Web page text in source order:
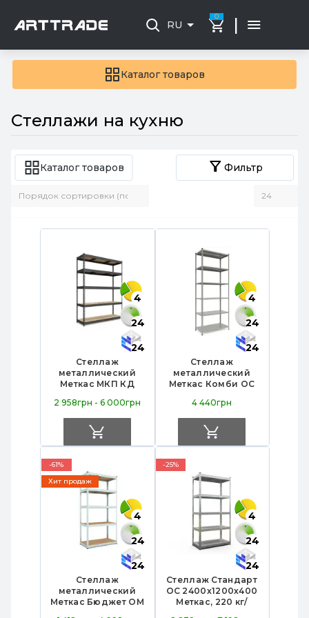
Каталог товаров
RU
0 |
Стеллажи на кухню
Каталог товаров Фильтр
4
24
24
Стеллаж
металлический
Меткас МКП КД
ДСП полок по 300
кг, крашеный — для
склада, магазина,
офиса
2 958грн - 6 000грн
4
24
24
Стеллаж
металлический
Меткас Комби ОС
оцинкованных
полок по 150 кг —
универсальное
решение для
склада и офиса
4 440грн
-61%
Хит продаж
4
24
24
Стеллаж
металлический
Меткас Бюджет ОМ
-25%
4
24
24
Стеллаж Стандарт
ОС 2400х1200х400
Меткас, 220 кг/